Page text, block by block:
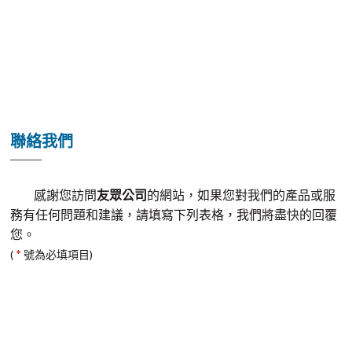
聯絡我們
感謝您訪問友眾公司的網站，如果您對我們的產品或服
務有任何問題和建議，請填寫下列表格，我們將盡快的回覆
您。
(*號為必填項目)